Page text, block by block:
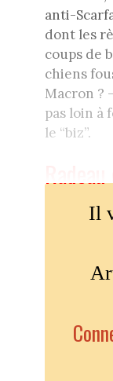
anti-
dont les
coups de
chiens
Macron ?
pas loin à
le “biz”.
Il